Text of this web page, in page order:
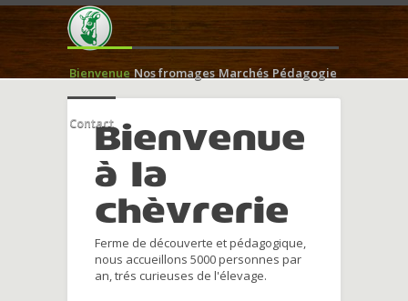
Bienvenue Nos fromages Marchés Pédagogie
ContactBienvenue
à la
chèvrerie
Ferme de découverte et pédagogique,
nous accueillons 5000 personnes par
an, trés curieuses de l'élevage.